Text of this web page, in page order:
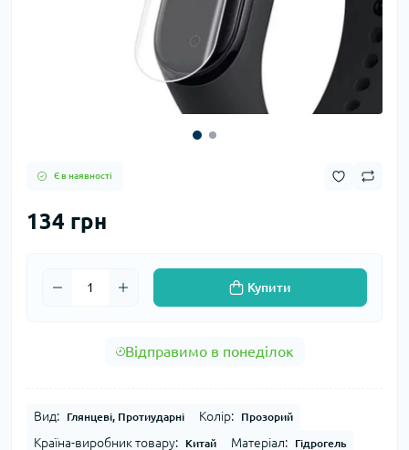
Є в наявності
134 грн
Купити
Відправимо в понеділок
Вид: Глянцеві, Протиударні Колір: Прозорий
Країна-виробник товару: Китай Матеріал: Гідрогель